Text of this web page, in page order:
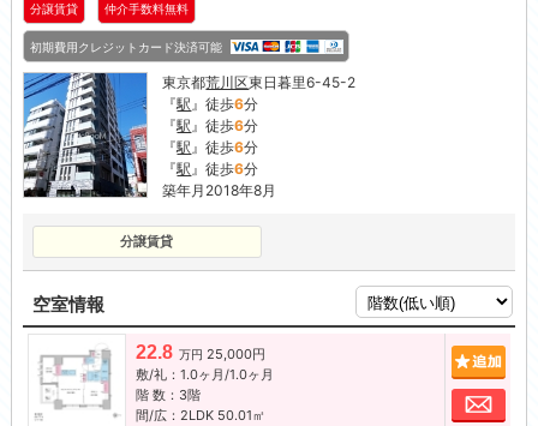
分譲賃貸 仲介手数料無料
初期費用クレジットカード決済可能
東京都荒川区東日暮里6-45-2
『駅』徒歩6分
『駅』徒歩6分
『駅』徒歩6分
『駅』徒歩6分
築年月2018年8月
分譲賃貸
空室情報
22.8 万円 25,000円
敷/礼：1.0ヶ月/1.0ヶ月
階 数：3階
間/広：2LDK 50.01㎡
お